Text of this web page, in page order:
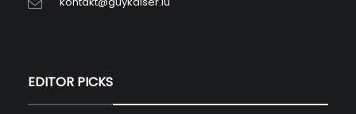
EDITOR PICKS